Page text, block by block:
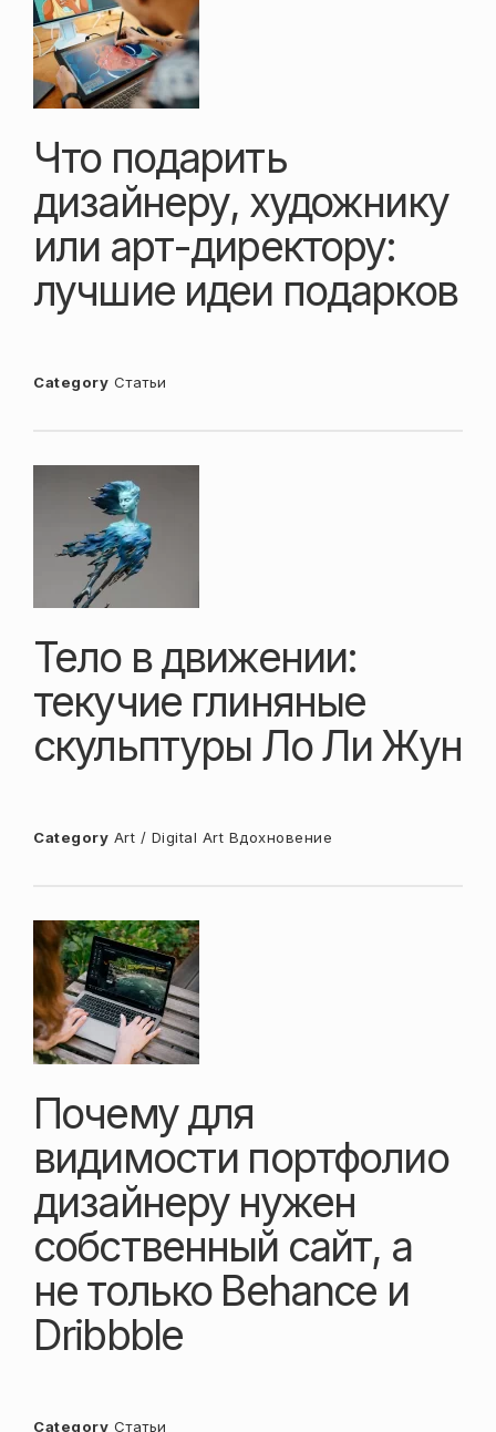
Что подарить
дизайнеру, художнику
или арт-директору:
лучшие идеи подарков
Category Статьи
Тело в движении:
текучие глиняные
скульптуры Ло Ли Жун
Category Art / Digital Art Вдохновение
Почему для
видимости портфолио
дизайнеру нужен
собственный сайт, а
не только Behance и
Dribbble
Category Статьи